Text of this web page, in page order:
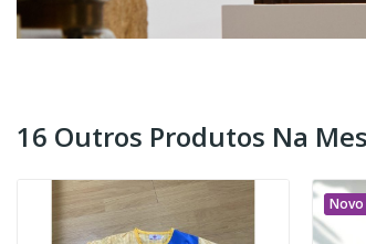
16 Outros Produtos Na
Novo